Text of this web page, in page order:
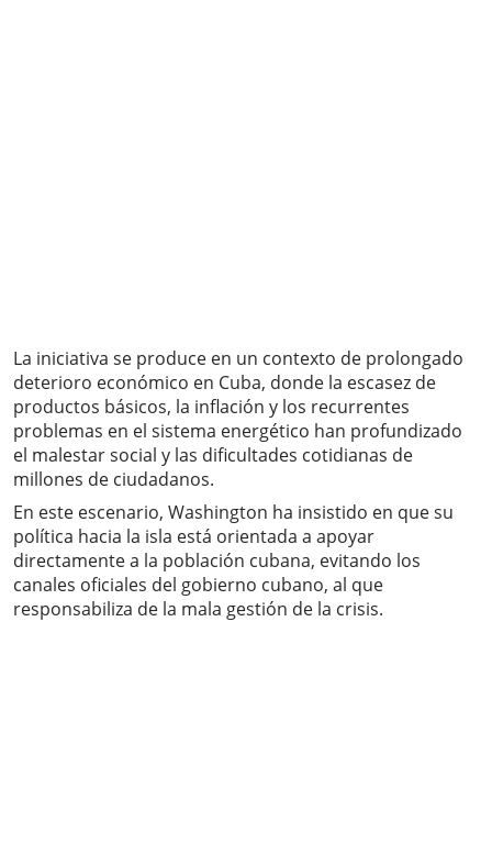
La iniciativa se produce en un contexto de prolongado
deterioro económico en Cuba, donde la escasez de
productos básicos, la inflación y los recurrentes
problemas en el sistema energético han profundizado
el malestar social y las dificultades cotidianas de
millones de ciudadanos.
En este escenario, Washington ha insistido en que su
política hacia la isla está orientada a apoyar
directamente a la población cubana, evitando los
canales oficiales del gobierno cubano, al que
responsabiliza de la mala gestión de la crisis.